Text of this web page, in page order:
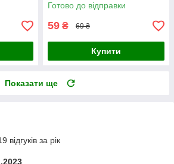
Готово до відправки
59 ₴ 69 ₴
Купити
Показати ще
за рік